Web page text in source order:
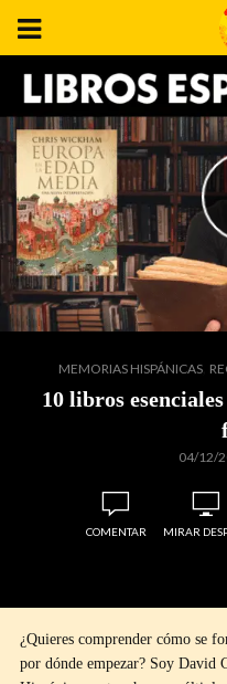
MEMORIAS HISPÁNICAS,
10 libros
04/12/
COMENTAR MIRAR
¿Quieres comprender cómo se
por dónde empezar? Soy David